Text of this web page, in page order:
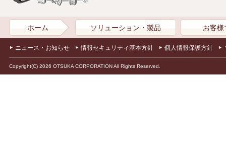
ホーム ソリューション・製品 お客様
ニュース・お知らせ 情報セキュリティ基本方針 個人情報保護方針
Copyright(C) 2026 OTSUKA CORPORATION All Rights Reserved.